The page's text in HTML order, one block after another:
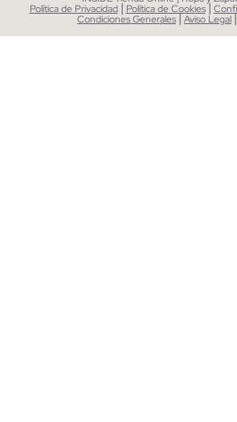
Política de Privacidad | Política de Cookies|
Condiciones Generales|Aviso Legal|